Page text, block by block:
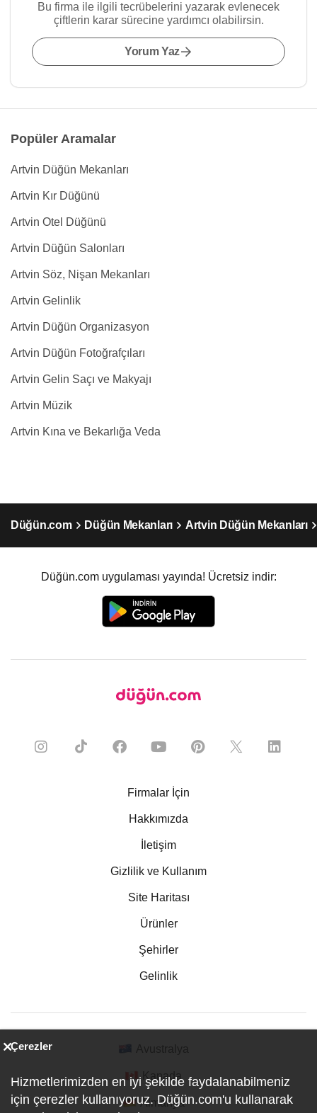
Bu firma ile ilgili tecrübelerini yazarak evlenecek
çiftlerin karar sürecine yardımcı olabilirsin.
Yorum Yaz
Popüler Aramalar
Artvin Düğün Mekanları
Artvin Kır Düğünü
Artvin Otel Düğünü
Artvin Düğün Salonları
Artvin Söz, Nişan Mekanları
Artvin Gelinlik
Artvin Düğün Organizasyon
Artvin Düğün Fotoğrafçıları
Artvin Gelin Saçı ve Makyajı
Artvin Müzik
Artvin Kına ve Bekarlığa Veda
Düğün.com Düğün Mekanları Artvin Düğün Mekanları
Düğün.com uygulaması yayında! Ücretsiz indir:
Firmalar İçin
Hakkımızda
İletişim
Gizlilik ve Kullanım
Site Haritası
Ürünler
Şehirler
Gelinlik
Kanada
Almanya
Çerezler
Hizmetlerimizden en iyi şekilde faydalanabilmeniz
için çerezler kullanıyoruz. Düğün.com'u kullanarak